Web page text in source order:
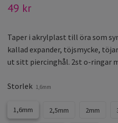
49 kr
Taper i akrylplast till öra som
kallad expander, töjsmycke,
ut sitt piercinghål. 2st o-ringar
Storlek 1,6mm
1,6mm 2,5mm 2mm